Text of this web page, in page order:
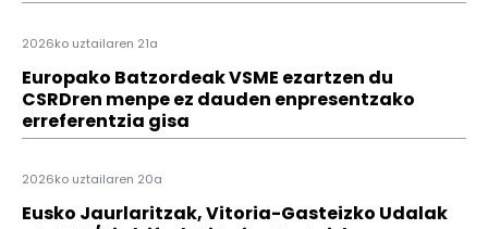
2026ko uztailaren 21a
Europako Batzordeak VSME ezartzen du
CSRDren menpe ez dauden enpresentzako
erreferentzia gisa
2026ko uztailaren 20a
Eusko Jaurlaritzak, Vitoria-Gasteizko Udalak